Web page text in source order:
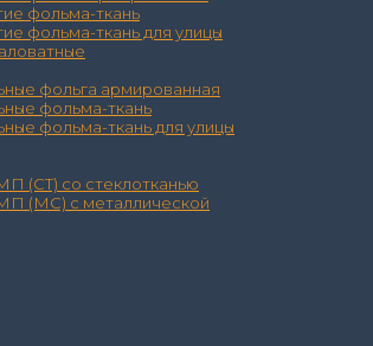
фольма-ткань
фольма-ткань для улицы
фольга армированная
фольма-ткань
фольма-ткань для улицы
(СТ) со стеклотканью
(МС) с металлической